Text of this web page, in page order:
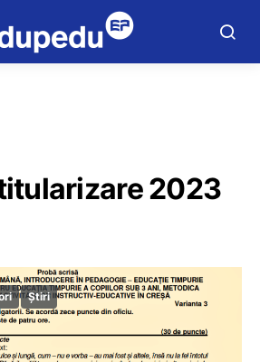
2023
Știri